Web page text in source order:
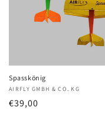
Spasskönig
Anbieter:
AIRFLY GMBH & CO. KG
Normaler
€39,00